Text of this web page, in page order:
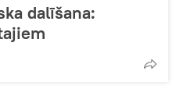
dalīšana: